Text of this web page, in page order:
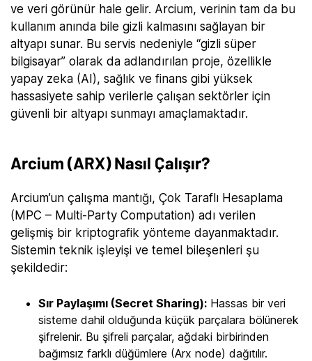
ve veri görünür hale gelir. Arcium, verinin tam da bu
kullanım anında bile gizli kalmasını sağlayan bir
altyapı sunar. Bu servis nedeniyle “gizli süper
bilgisayar” olarak da adlandırılan proje, özellikle
yapay zeka (AI), sağlık ve finans gibi yüksek
hassasiyete sahip verilerle çalışan sektörler için
güvenli bir altyapı sunmayı amaçlamaktadır.
Arcium (ARX) Nasıl Çalışır?
Arcium’un çalışma mantığı, Çok Taraflı Hesaplama
(MPC – Multi-Party Computation) adı verilen
gelişmiş bir kriptografik yönteme dayanmaktadır.
Sistemin teknik işleyişi ve temel bileşenleri şu
şekildedir:
Sır Paylaşımı (Secret Sharing): Hassas bir veri
sisteme dahil olduğunda küçük parçalara bölünerek
şifrelenir. Bu şifreli parçalar, ağdaki birbirinden
bağımsız farklı düğümlere (Arx node) dağıtılır.